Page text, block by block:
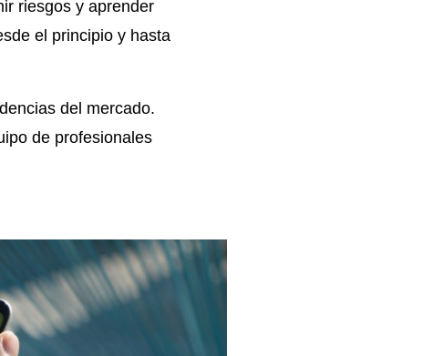
riesgos y aprender
el principio y hasta
del mercado.
de profesionales